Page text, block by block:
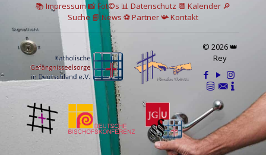
📚 Impressum📸Fot©s 📊 Datenschutz 📆 Kalender 🔎
Suche 📘 News ⚽Partner📯Kontakt
© 2026 👑
Rey